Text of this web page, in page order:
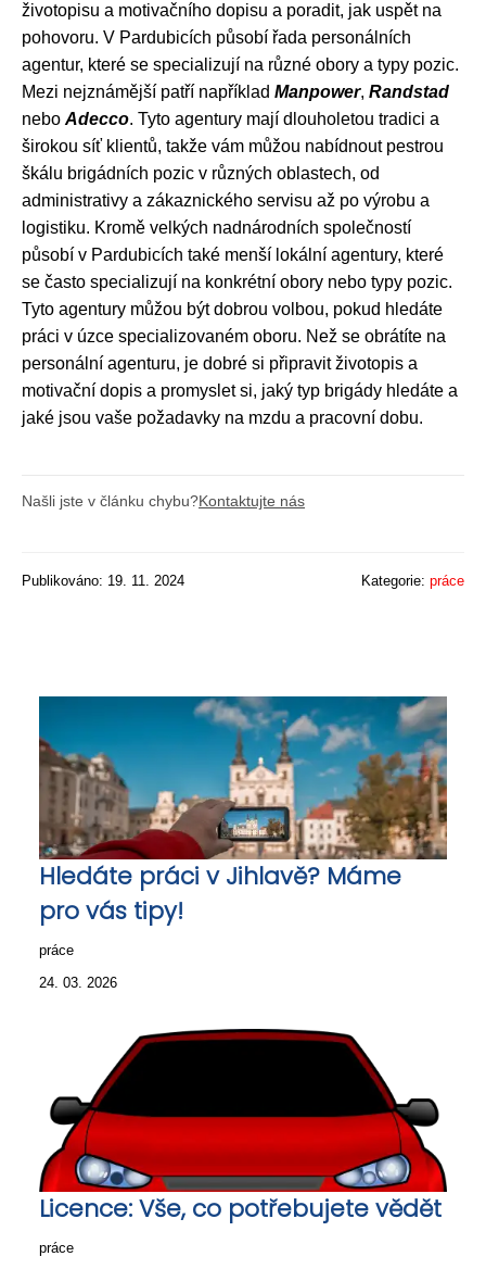
životopisu a motivačního dopisu a poradit, jak uspět na
pohovoru. V Pardubicích působí řada personálních
agentur, které se specializují na různé obory a typy pozic.
Mezi nejznámější patří například Manpower, Randstad
nebo Adecco. Tyto agentury mají dlouholetou tradici a
širokou síť klientů, takže vám můžou nabídnout pestrou
škálu brigádních pozic v různých oblastech, od
administrativy a zákaznického servisu až po výrobu a
logistiku. Kromě velkých nadnárodních společností
působí v Pardubicích také menší lokální agentury, které
se často specializují na konkrétní obory nebo typy pozic.
Tyto agentury můžou být dobrou volbou, pokud hledáte
práci v úzce specializovaném oboru. Než se obrátíte na
personální agenturu, je dobré si připravit životopis a
motivační dopis a promyslet si, jaký typ brigády hledáte a
jaké jsou vaše požadavky na mzdu a pracovní dobu.
Našli jste v článku chybu?Kontaktujte nás
Publikováno: 19. 11. 2024 Kategorie: práce
Hledáte práci v Jihlavě? Máme
pro vás tipy!
práce
24. 03. 2026
Licence: Vše, co potřebujete vědět
práce